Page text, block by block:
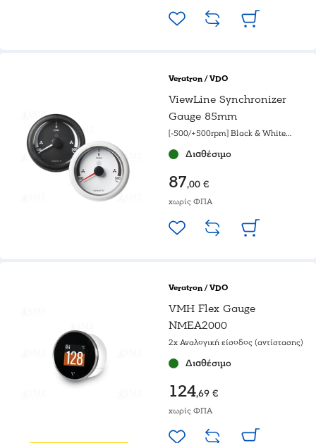
Veratron / VDO
ViewLine Synchronizer
Gauge 85mm
[-500/+500rpm] Black & White
Διαθέσιμο
87,00 €
χωρίς ΦΠΑ
Veratron / VDO
VMH Flex Gauge
NMEA2000
2x Αναλογική είσοδος (αντίστασης)
Διαθέσιμο
124,69 €
χωρίς ΦΠΑ